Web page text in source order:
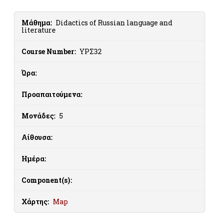
Μάθημα: Didactics of Russian language and
literature
Course Number: ΥΡΣ32
Ώρα:
Προαπαιτούμενα:
Μονάδες: 5
Αίθουσα:
Ημέρα:
Component(s):
Χάρτης: Map